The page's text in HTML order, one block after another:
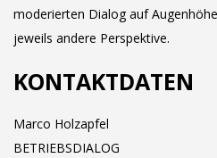
moderierten Dialog auf
jeweils andere Perspektive.
KONTAKTDATEN
Marco Holzapfel
BETRIEBSDIALOG